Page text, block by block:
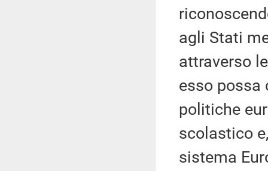
agli Stati
attraverso
esso possa
politiche
scolastico
sistema